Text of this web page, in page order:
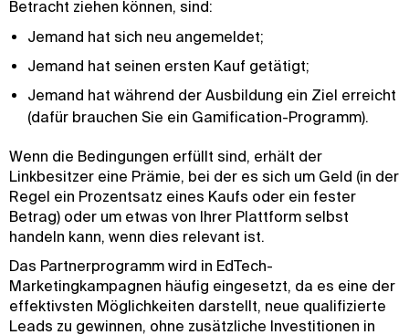
Betracht ziehen können, sind:
Jemand hat sich neu angemeldet;
Jemand hat seinen ersten Kauf getätigt;
Jemand hat während der Ausbildung ein Ziel erreicht
(dafür brauchen Sie ein Gamification-Programm).
Wenn die Bedingungen erfüllt sind, erhält der
Linkbesitzer eine Prämie, bei der es sich um Geld (in der
Regel ein Prozentsatz eines Kaufs oder ein fester
Betrag) oder um etwas von Ihrer Plattform selbst
handeln kann, wenn dies relevant ist.
Das Partnerprogramm wird in EdTech-
Marketingkampagnen häufig eingesetzt, da es eine der
effektivsten Möglichkeiten darstellt, neue qualifizierte
Leads zu gewinnen, ohne zusätzliche Investitionen in